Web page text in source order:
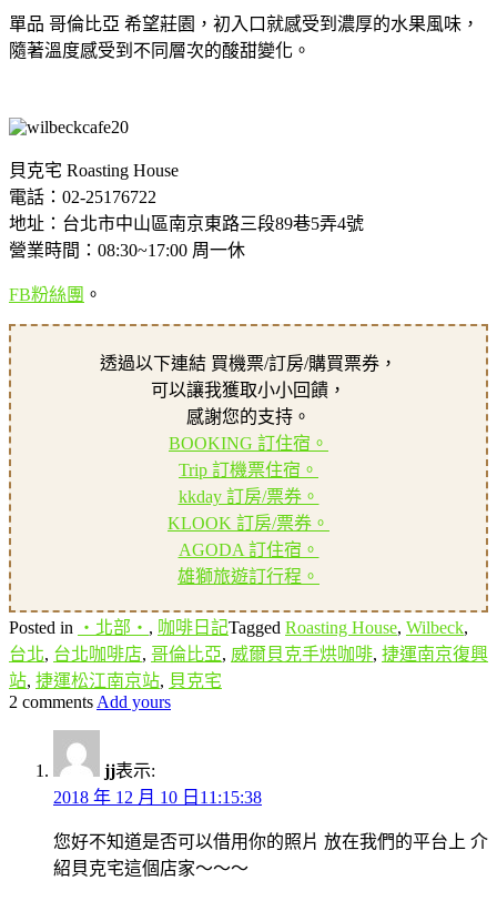
單品 哥倫比亞 希望莊園，初入口就感受到濃厚的水果風味，
隨著溫度感受到不同層次的酸甜變化。
貝克宅 Roasting House
電話：02-25176722
地址：台北市中山區南京東路三段89巷5弄4號
營業時間：08:30~17:00 周一休
FB粉絲團 。
透過以下連結 買機票/訂房/購買票券，
可以讓我獲取小小回饋，
感謝您的支持。
BOOKING 訂住宿。
Trip 訂機票住宿。
kkday 訂房/票券。
KLOOK 訂房/票券。
AGODA 訂住宿。
雄獅旅遊訂行程。
Posted in ‧北部‧ , 咖啡日記Tagged Roasting House, Wilbeck,
台北, 台北咖啡店, 哥倫比亞, 威爾貝克手烘咖啡, 捷運南京復興
站, 捷運松江南京站, 貝克宅
2 comments Add yours
jj表示:
2018 年 12 月 10 日11:15:38
您好不知道是否可以借用你的照片 放在我們的平台上 介
紹貝克宅這個店家～～～